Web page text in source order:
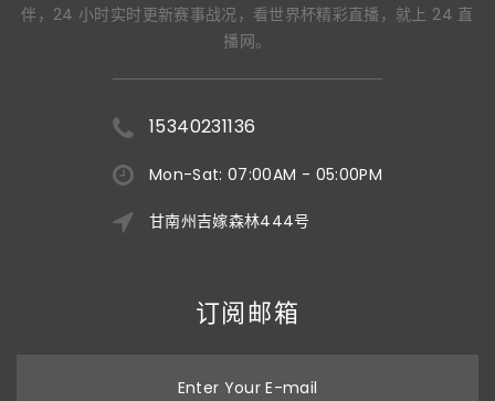
伴，24 小时实时更新赛事战况，看世界杯精彩直播，就上 24 直
播网。
15340231136
Mon-Sat: 07:00AM - 05:00PM
甘南州吉嫁森林444号
订阅邮箱
Enter Your E-mail